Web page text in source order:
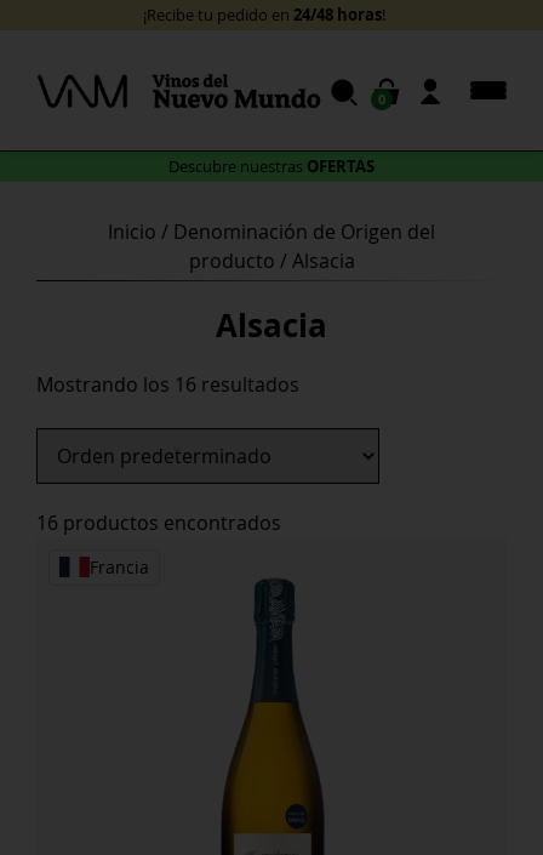
content
Descubre nuestras OFERTAS
¡Recibe tu pedido en 24/48 horas!
0
Inicio / Denominación de Origen del
producto / Alsacia
Alsacia
Mostrando los 16 resultados
16 productos encontrados
Francia